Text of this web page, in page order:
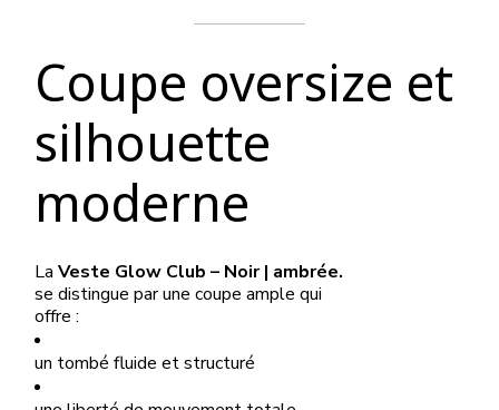
Coupe oversize et
silhouette
moderne
LaVeste Glow Club – Noir | ambrée.
se distingue par une coupe ample qui
offre :
un tombé fluide et structuré